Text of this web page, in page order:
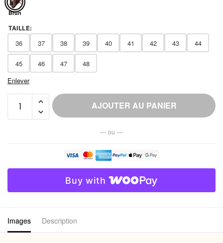
Brun
TAILLE:
36 37 38 39 40 41 42 43 44
45 46 47
48
Enlever
Chausson
Grande
AJOUTER AU PANIER
— ou —
Buy with
Images Description